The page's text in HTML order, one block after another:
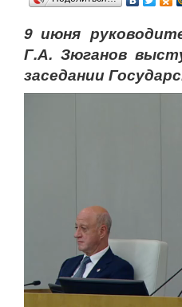
9 июня
Г.А. Зюганов
заседании